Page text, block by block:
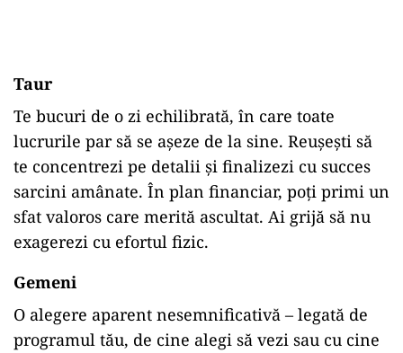
Taur
Te bucuri de o zi echilibrată, în care toate
lucrurile par să se așeze de la sine. Reușești să
te concentrezi pe detalii și finalizezi cu succes
sarcini amânate. În plan financiar, poți primi un
sfat valoros care merită ascultat. Ai grijă să nu
exagerezi cu efortul fizic.
Gemeni
O alegere aparent nesemnificativă – legată de
programul tău, de cine alegi să vezi sau cu cine